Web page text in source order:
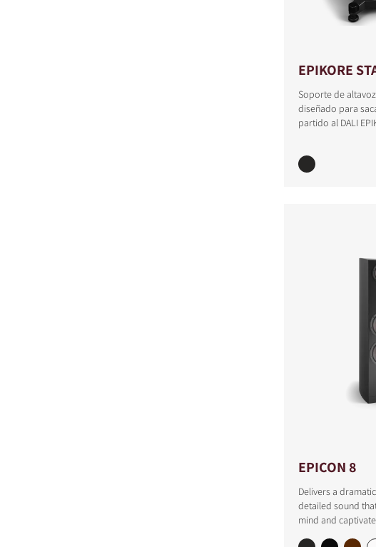
EPIKORE
Soporte de
diseñado para
partido al DALI
EPICON 8
Delivers a
detailed sound
mind and